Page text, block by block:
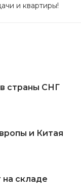
и квартиры!
страны СНГ
и Китая
складе